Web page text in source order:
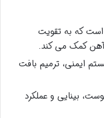
که به تقویت
کمک می کند.
ایمنی، ترمیم بافت
بینایی و عملکرد